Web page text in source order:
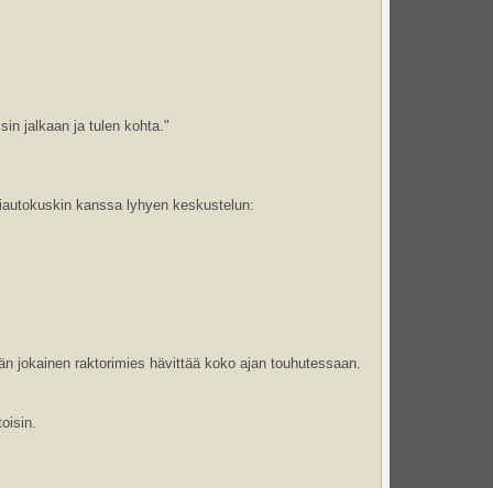
jalkaan ja tulen kohta."
kanssa lyhyen keskustelun:
jokainen raktorimies hävittää koko ajan touhutessaan.